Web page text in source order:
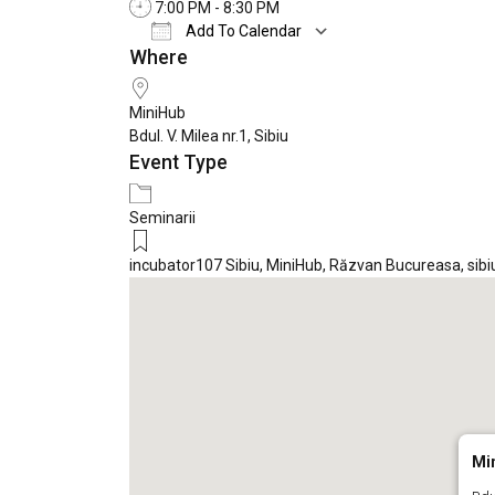
7:00 PM - 8:30 PM
Add To Calendar
Download ICS
Where
MiniHub
Bdul. V. Milea nr.1, Sibiu
Event Type
Seminarii
incubator107 Sibiu, MiniHub, Răzvan Bucureasa,